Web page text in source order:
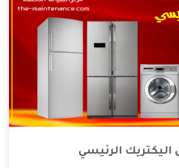
اليكتريك الرئيسي